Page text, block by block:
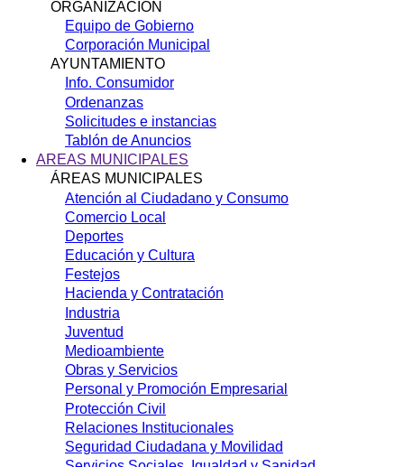
ORGANIZACIÓN
Equipo de Gobierno
Corporación Municipal
AYUNTAMIENTO
Info. Consumidor
Ordenanzas
Solicitudes e instancias
Tablón de Anuncios
AREAS MUNICIPALES
ÁREAS MUNICIPALES
Atención al Ciudadano y Consumo
Comercio Local
Deportes
Educación y Cultura
Festejos
Hacienda y Contratación
Industria
Juventud
Medioambiente
Obras y Servicios
Personal y Promoción Empresarial
Protección Civil
Relaciones Institucionales
Seguridad Ciudadana y Movilidad